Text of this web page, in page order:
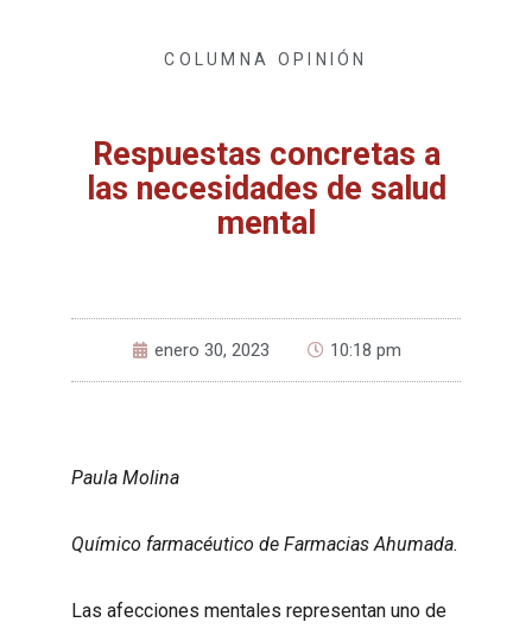
COLUMNA OPINIÓN
Respuestas concretas a
las necesidades de salud
mental
enero 30, 2023 10:18 pm
Paula Molina
Químico farmacéutico de Farmacias Ahumada.
Las afecciones mentales representan uno de